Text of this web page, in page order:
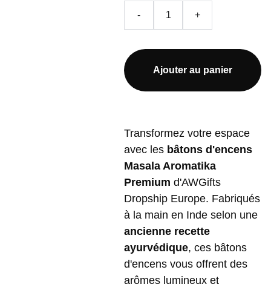
- +
Ajouter au panier
Transformez votre espace
avec les bâtons d'encens
Masala Aromatika
Premium d'AWGifts
Dropship Europe. Fabriqués
à la main en Inde selon une
ancienne recette
ayurvédique, ces bâtons
d'encens vous offrent des
arômes lumineux et